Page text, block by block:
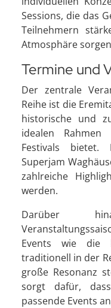
Sessions, die das
Teilnehmern
Atmosphäre
Termine und
Der zentrale
Reihe ist die
historische und
idealen Rahmen
Festivals
Superjam
zahlreiche
werden.
Darüber
Events wie die
traditionell in der
große Resonanz
sorgt dafür,
passende Events